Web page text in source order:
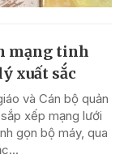
mạng tinh
xuất sắc
và Cán bộ quản
xếp mạng lưới
gọn bộ máy, qua